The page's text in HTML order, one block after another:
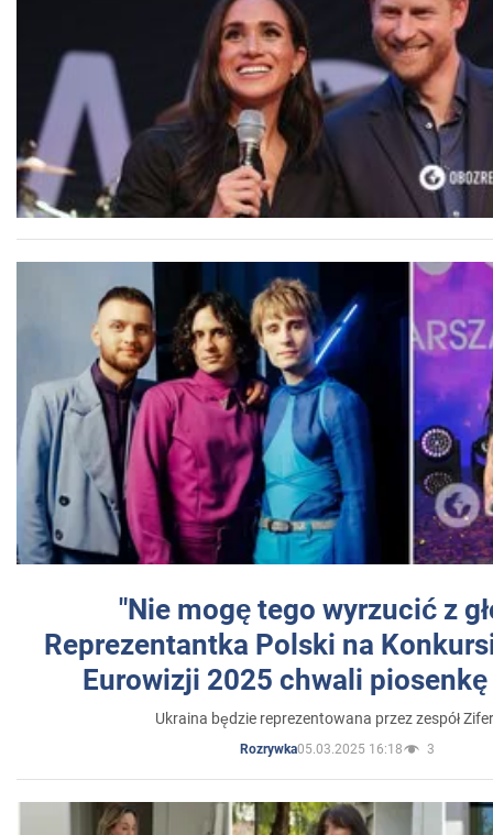
"Nie mogę tego wyrzucić z
Reprezentantka Polski na
Eurowizji 2025 chwali
Ukraina będzie reprezentowana przez zespół
Rozrywka05.03.2025 16:18 3